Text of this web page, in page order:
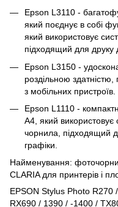
Epson L3110 -
який поєднує в собі
який використовує
підходящий для друку
Epson L3150 -
роздільною
з мобільних пристроїв.
Epson L1110 -
A4, який використовує
чорнила, підходящий
графіки.
Найменування:
CLARIA для принтерів і
EPSON Stylus Photo
RX690 / 1390 / -1400 /